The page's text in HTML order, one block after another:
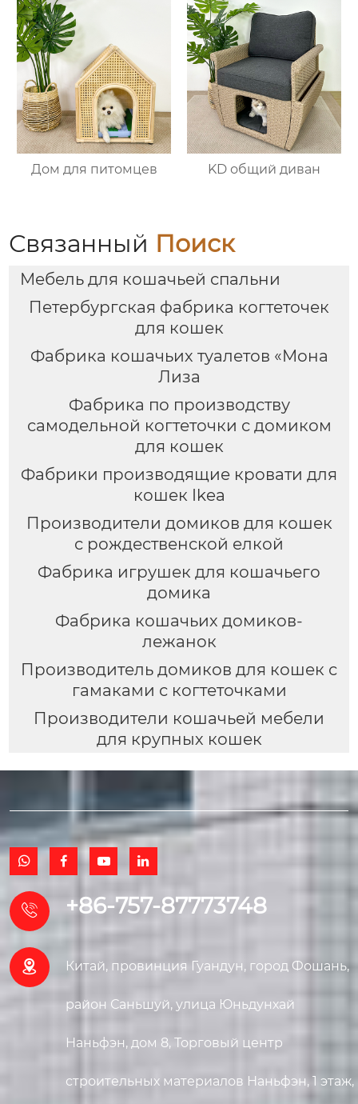
Дом для питомцев KD общий диван
Связанный Поиск
Мебель для кошачьей спальни
Петербургская фабрика когтеточек
для кошек
Фабрика кошачьих туалетов «Мона
Лиза
Фабрика по производству
самодельной когтеточки с домиком
для кошек
Фабрики производящие кровати для
кошек Ikea
Производители домиков для кошек
с рождественской елкой
Фабрика игрушек для кошачьего
домика
Фабрика кошачьих домиков-
лежанок
Производитель домиков для кошек с
гамаками с когтеточками
Производители кошачьей мебели
для крупных кошек
   
 +86-757-87773748
 Китай, провинция Гуандун, город Фошань,
район Саньшуй, улица Юньдунхай
Наньфэн, дом 8, Торговый центр
строительных материалов Наньфэн, 1 этаж,